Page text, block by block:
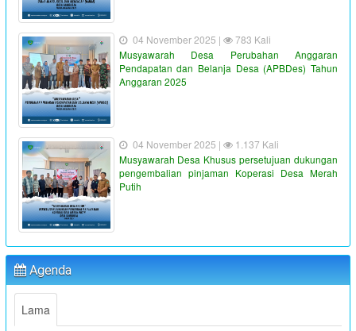
04 November 2025 |
783 Kali
Musyawarah Desa Perubahan Anggaran
Pendapatan dan Belanja Desa (APBDes) Tahun
Anggaran 2025
04 November 2025 |
1.137 Kali
Musyawarah Desa Khusus persetujuan dukungan
pengembalian pinjaman Koperasi Desa Merah
Putih
Agenda
Lama
"PENYALURAN BLT-DD TAHUN ANGGARAN 2023"
Waktu
Lokasi : Kantor Desa Sambueja
Koordinator
Waktu : 13 Juli 2023 09:00:00